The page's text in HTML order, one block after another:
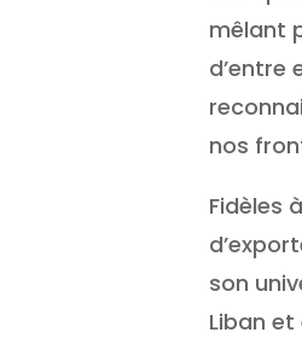
mêlant
d’entre
nos
Fidèles
son
Liban